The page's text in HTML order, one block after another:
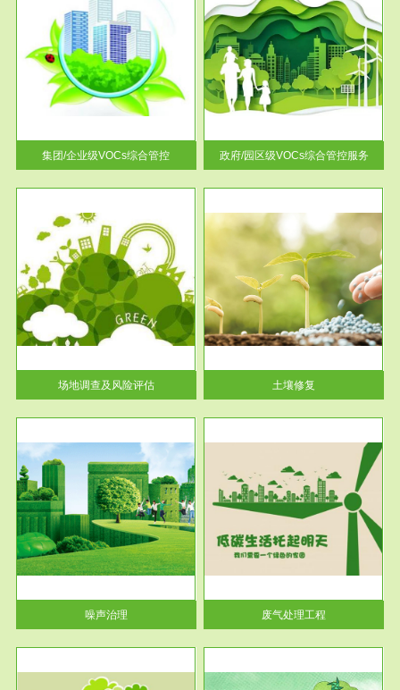
集团/企业级VOCs综合管控
服务范围
政府/园区级VOCs综合管控服务
根据《石化行业挥发性有机物综
合整治方案》文件要求，到2017
年，全...
政府/园区级VOCs综合管控服务
场地调查及风险评估
服务范围
土壤修复
土壤修复
噪声治理
服务范围
废气处理工程
废气处理工程